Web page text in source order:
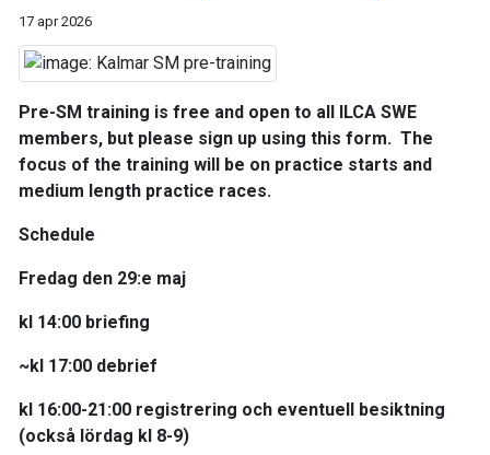
17 apr 2026
Pre-SM training is free and open to all ILCA SWE
members, but please sign up using this form. The
focus of the training will be on practice starts and
medium length practice races.
Schedule
Fredag den 29:e maj
kl 14:00 briefing
~kl 17:00 debrief
kl 16:00-21:00 registrering och eventuell besiktning
(också lördag kl 8-9)